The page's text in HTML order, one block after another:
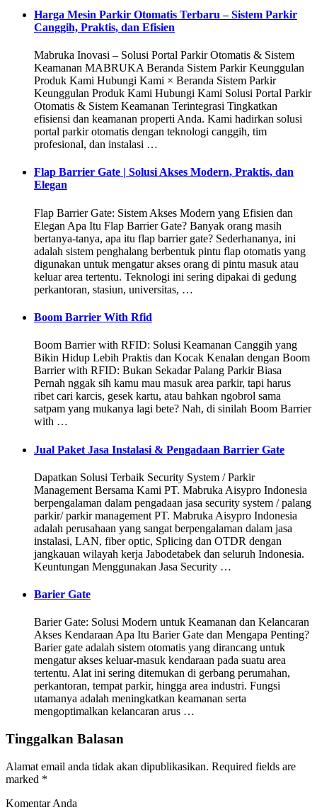
Harga Mesin Parkir Otomatis Terbaru – Sistem Parkir
Canggih, Praktis, dan Efisien
Mabruka Inovasi – Solusi Portal Parkir Otomatis & Sistem
Keamanan MABRUKA Beranda Sistem Parkir Keunggulan
Produk Kami Hubungi Kami × Beranda Sistem Parkir
Keunggulan Produk Kami Hubungi Kami Solusi Portal Parkir
Otomatis & Sistem Keamanan Terintegrasi Tingkatkan
efisiensi dan keamanan properti Anda. Kami hadirkan solusi
portal parkir otomatis dengan teknologi canggih, tim
profesional, dan instalasi …
Flap Barrier Gate | Solusi Akses Modern, Praktis, dan
Elegan
Flap Barrier Gate: Sistem Akses Modern yang Efisien dan
Elegan Apa Itu Flap Barrier Gate? Banyak orang masih
bertanya-tanya, apa itu flap barrier gate? Sederhananya, ini
adalah sistem penghalang berbentuk pintu flap otomatis yang
digunakan untuk mengatur akses orang di pintu masuk atau
keluar area tertentu. Teknologi ini sering dipakai di gedung
perkantoran, stasiun, universitas, …
Boom Barrier With Rfid
Boom Barrier with RFID: Solusi Keamanan Canggih yang
Bikin Hidup Lebih Praktis dan Kocak Kenalan dengan Boom
Barrier with RFID: Bukan Sekadar Palang Parkir Biasa
Pernah nggak sih kamu mau masuk area parkir, tapi harus
ribet cari karcis, gesek kartu, atau bahkan ngobrol sama
satpam yang mukanya lagi bete? Nah, di sinilah Boom Barrier
with …
Jual Paket Jasa Instalasi & Pengadaan Barrier Gate
Dapatkan Solusi Terbaik Security System / Parkir
Management Bersama Kami PT. Mabruka Aisypro Indonesia
berpengalaman dalam pengadaan jasa security system / palang
parkir/ parkir management PT. Mabruka Aisypro Indonesia
adalah perusahaan yang sangat berpengalaman dalam jasa
instalasi, LAN, fiber optic, Splicing dan OTDR dengan
jangkauan wilayah kerja Jabodetabek dan seluruh Indonesia.
Keuntungan Menggunakan Jasa Security …
Barier Gate
Barier Gate: Solusi Modern untuk Keamanan dan Kelancaran
Akses Kendaraan Apa Itu Barier Gate dan Mengapa Penting?
Barier gate adalah sistem otomatis yang dirancang untuk
mengatur akses keluar-masuk kendaraan pada suatu area
tertentu. Alat ini sering ditemukan di gerbang perumahan,
perkantoran, tempat parkir, hingga area industri. Fungsi
utamanya adalah meningkatkan keamanan serta
mengoptimalkan kelancaran arus …
Tinggalkan Balasan
Alamat email anda tidak akan dipublikasikan. Required fields are
marked *
Komentar Anda